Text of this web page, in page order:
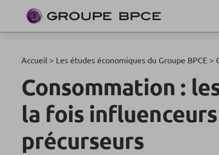
Accueil > Les études économiques du Groupe BPCE >
Consommation :
la fois
précurseurs